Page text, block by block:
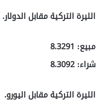
الليرة التركية مقابل الدولار.
مبيع: 8.3291
شراء: 8.3092
الليرة التركية مقابل اليورو.